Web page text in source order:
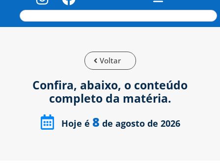
Voltar
Confira, abaixo, o conteúdo
completo da matéria.
Hoje é 8 de agosto de 2026